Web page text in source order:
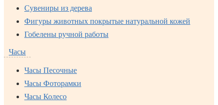
Сувениры из дерева
Фигуры животных покрытые натуральной кожей
Гобелены ручной работы
Часы
Часы Песочные
Часы Фоторамки
Часы Колесо